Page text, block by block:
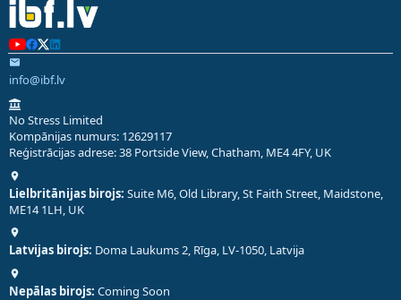
info@ibf.lv
No Stress Limited
Kompānijas numurs: 12629117
Reģistrācijas adrese: 38 Portside View, Chatham, ME4 4FY, UK
Lielbritānijas birojs: Suite M6, Old Library, St Faith Street, Maidstone,
ME14 1LH, UK
Latvijas birojs: Doma Laukums 2, Rīga, LV-1050, Latvija
Nepālas birojs: Coming Soon